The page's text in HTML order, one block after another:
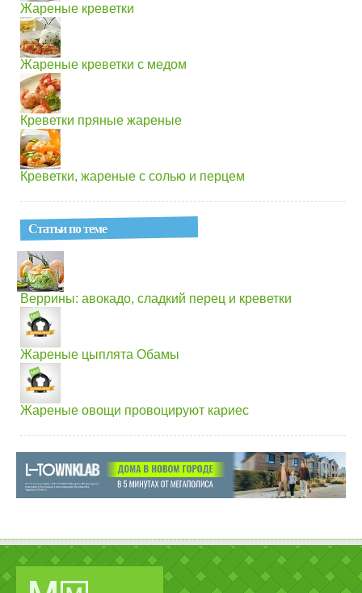
Жареные креветки
Жареные креветки с медом
Креветки пряные жареные
Креветки, жареные с солью и перцем
Статьи по теме
Веррины: авокадо, сладкий перец и креветки
Жареные цыплята Обамы
Жареные овощи провоцируют кариес